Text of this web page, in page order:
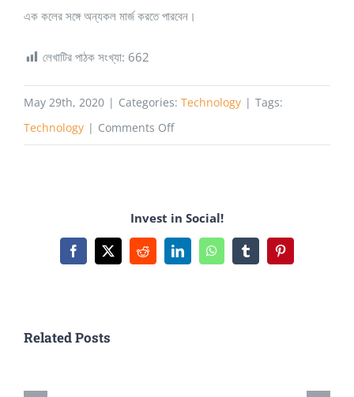
এক কলের সঙ্গে অন্যকল মার্জ করতে পারবেন।
লেখাটির পাঠক সংখ্যা: 662
May 29th, 2020 | Categories: Technology | Tags:
Technology | Comments Offon
কলিং
অ্যাপ
Invest in Social!
Facebook
X RedditLinkedInWhatsAppTumblrPinterest
Related Posts